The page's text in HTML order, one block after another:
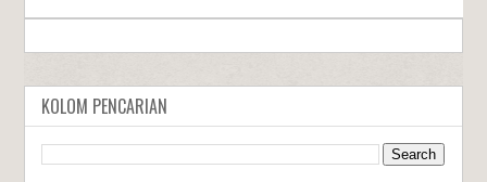
KOLOM PENCARIAN